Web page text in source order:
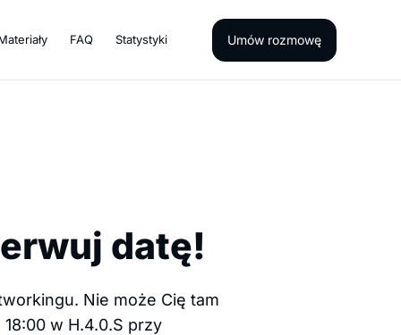
FAQ Statystyki Umów rozmowę
datę!
Nie może Cię tam
w H.4.0.S przy